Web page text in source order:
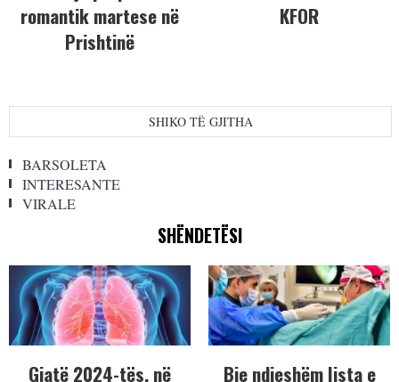
romantik martese në
Prishtinë
KFOR
SHIKO TË GJITHA
BARSOLETA
INTERESANTE
VIRALE
SHËNDETËSI
Gjatë 2024-tës, në
Bie ndjeshëm lista e